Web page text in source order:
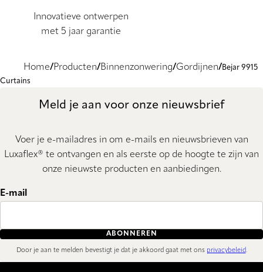
Innovatieve ontwerpen
met 5 jaar garantie
Home Producten Binnenzonwering Gordijnen
Bejar 9915
Curtains
Meld je aan voor onze nieuwsbrief
Voer je e-mailadres in om e-mails en nieuwsbrieven van
Luxaflex® te ontvangen en als eerste op de hoogte te zijn van
onze nieuwste producten en aanbiedingen.
E-mail
ABONNEREN
Door je aan te melden bevestigt je dat je akkoord gaat met ons privacybeleid.